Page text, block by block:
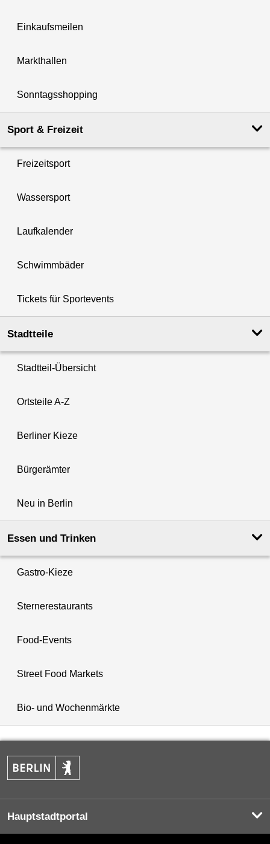
Einkaufsmeilen
Markthallen
Sonntagsshopping
Sport & Freizeit
Freizeitsport
Wassersport
Laufkalender
Schwimmbäder
Tickets für Sportevents
Stadtteile
Stadtteil-Übersicht
Ortsteile A-Z
Berliner Kieze
Bürgerämter
Neu in Berlin
Essen und Trinken
Gastro-Kieze
Sternerestaurants
Food-Events
Street Food Markets
Bio- und Wochenmärkte
Hauptstadtportal